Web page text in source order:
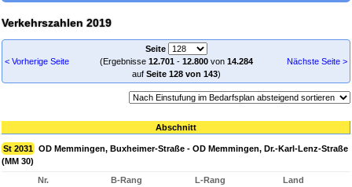
Verkehrszahlen 2019
< Vorherige Seite
Seite
(Ergebnisse 12.701- 12.800von 14.284
auf Seite 128 von 143)
Nächste Seite >
Abschnitt
St 2031 OD Memmingen, Buxheimer-Straße - OD Memmingen, Dr.-Karl-Lenz-Straße
(MM 30)
Nr.
B-Rang
L-Rang
Land